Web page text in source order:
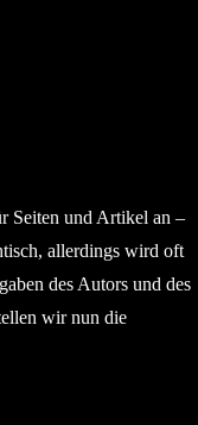
Seiten und Artikel an –
allerdings wird oft
des Autors und des
wir nun die